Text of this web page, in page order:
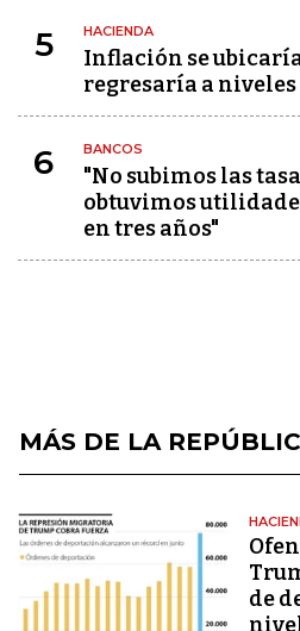
5 HACIENDA
Inflación se
regresaría a
6 BANCOS
"No subimos las
obtuvimos
en tres años"
MÁS DE LA
de